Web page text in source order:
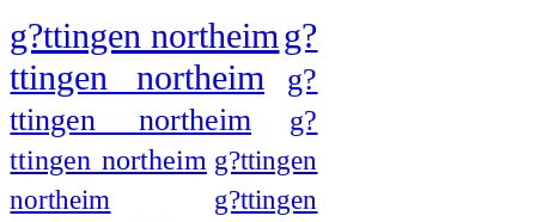
g?ttingen northeimg?
ttingen northeim
g?
ttingen northeim
g?
ttingen northeim g?ttingen
northeim
g?ttingen